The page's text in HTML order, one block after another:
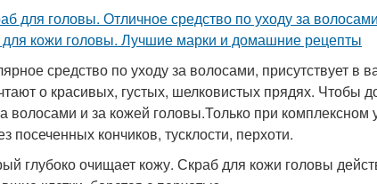
средство по уходу за волосами, присутствует в
о красивых, густых, шелковистых прядях. Чтобы
волосами и за кожей головы.Только при комплексном
кончиков, тусклости, перхоти.
глубоко очищает кожу. Скраб для кожи головы